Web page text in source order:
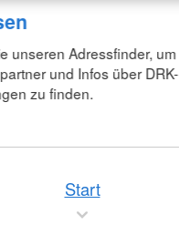
unseren Adressfinder, um
und Infos über DRK-
zu finden.
Start